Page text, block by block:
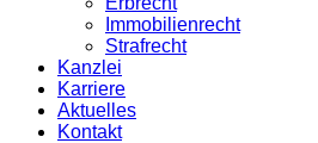
Immobilienrecht
Strafrecht
Kanzlei
Karriere
Aktuelles
Kontakt